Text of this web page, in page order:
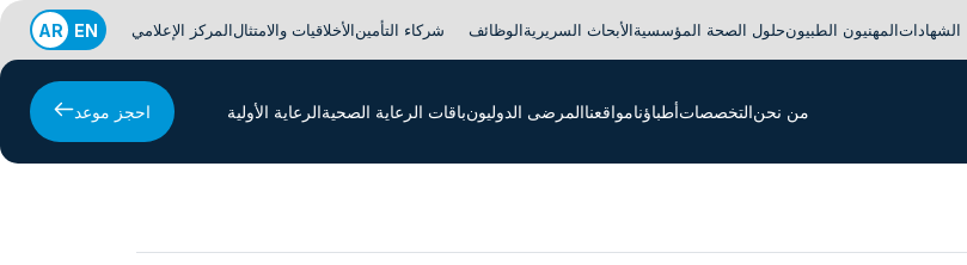
الشهاداتالمهنيون الطبيونحلول الصحة المؤسسيةالأبحاث السريريةالوظائف شركاء التأمينالأخلاقيات والامتثالالمركز الإعلامي EN
AR
من نحنالتخصصاتأطباؤنامواقعناالمرضى الدوليونباقات الرعاية الصحيةالرعاية الأولية احجز موعد